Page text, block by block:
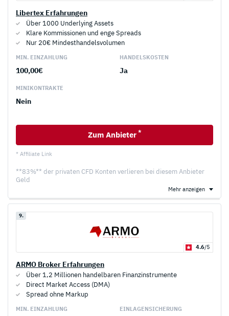
Libertex Erfahrungen
Über 1000 Underlying Assets
Klare Kommissionen und enge Spreads
Nur 20€ Mindesthandelsvolumen
MIN. EINZAHLUNG
100,00€
HANDELS­KOSTEN
Ja
MINI­KONTRAKTE
Nein
Zum Anbieter *
* Affiliate Link
**83%** der privaten CFD Konten verlieren bei diesem Anbieter
Geld
Mehr anzeigen
9.
4.6/5
ARMO Broker Erfahrungen
Über 1,2 Millionen handelbaren Finanzinstrumente
Direct Market Access (DMA)
Spread ohne Markup
MIN. EINZAHLUNG EINLAGEN­SICHERUNG